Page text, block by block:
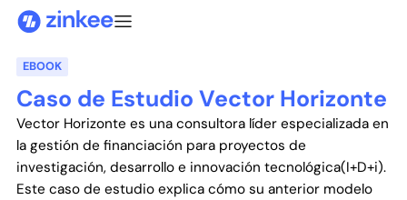
EBOOK
Caso de Estudio Vector Horizonte
Vector Horizonte es una consultora líder especializada en
la gestión de financiación para proyectos de
investigación, desarrollo e innovación tecnológica(I+D+i).
Este caso de estudio explica cómo su anterior modelo